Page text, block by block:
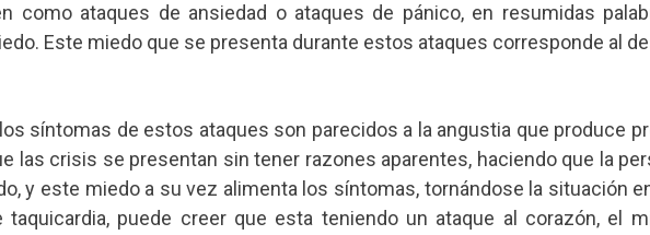
como ataques de ansiedad o ataques de pánico, en resumidas
Este miedo que se presenta durante estos ataques corresponde al
síntomas de estos ataques son parecidos a la angustia que produce
las crisis se presentan sin tener razones aparentes, haciendo que la
y este miedo a su vez alimenta los síntomas, tornándose la situación
puede creer que esta teniendo un ataque al corazón, el